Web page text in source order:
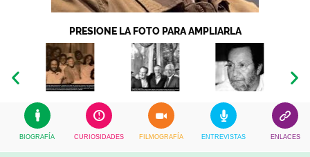
PRESIONE LA FOTO PARA AMPLIARLA
BIOGRAFÍA CURIOSIDADES FILMOGRAFÍA ENTREVISTAS ENLACES